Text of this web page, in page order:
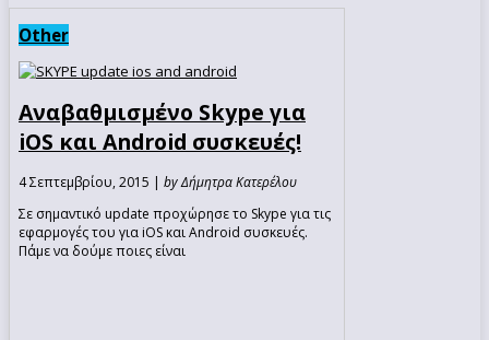
Other
Αναβαθμισμένο Skype για
iOS και Android συσκευές!
4 Σεπτεμβρίου, 2015 | by Δήμητρα Κατερέλου
Σε σημαντικό update προχώρησε το Skype για τις
εφαρμογές του για iOS και Android συσκευές.
Πάμε να δούμε ποιες είναι